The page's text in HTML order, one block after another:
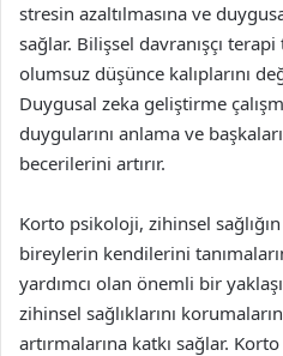
stresin azaltılmasına ve
sağlar. Bilişsel davranışçı
olumsuz düşünce kalıplarını
Duygusal zeka geliştirme
duygularını anlama ve
becerilerini artırır.
Korto psikoloji, zihinsel
bireylerin kendilerini
yardımcı olan önemli bir
zihinsel sağlıklarını
artırmalarına katkı sağlar.